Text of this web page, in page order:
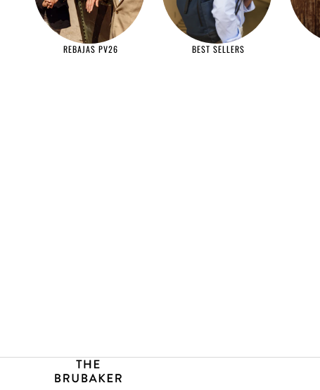
REBAJAS PV26 BEST SELLERS